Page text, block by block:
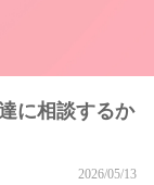
に相談するか
2026/05/13